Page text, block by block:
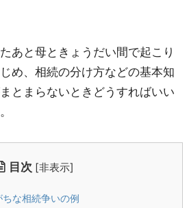
あと母ときょうだい間で起こり
め、相続の分け方などの基本知
とまらないときどうすればいい
目次 [非表示]
な相続争いの例